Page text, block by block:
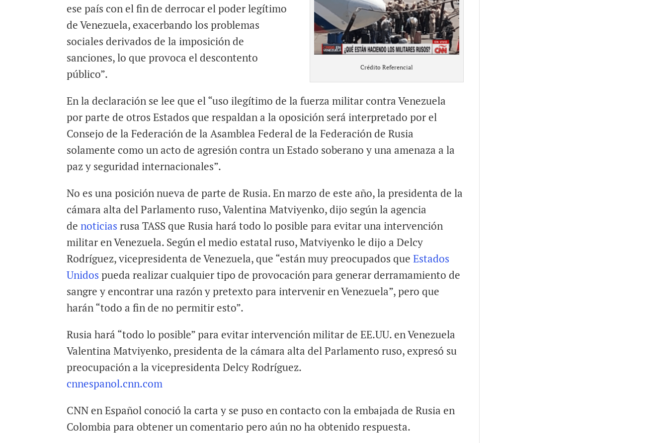
Crédito Referencial
ese país con el fin de derrocar el poder legítimo
de Venezuela, exacerbando los problemas
sociales derivados de la imposición de
sanciones, lo que provoca el descontento
público”.
En la declaración se lee que el “uso ilegítimo de la fuerza militar contra Venezuela
por parte de otros Estados que respaldan a la oposición será interpretado por el
Consejo de la Federación de la Asamblea Federal de la Federación de Rusia
solamente como un acto de agresión contra un Estado soberano y una amenaza a la
paz y seguridad internacionales”.
No es una posición nueva de parte de Rusia. En marzo de este año, la presidenta de la
cámara alta del Parlamento ruso, Valentina Matviyenko, dijo según la agencia
denoticias rusa TASS que Rusia hará todo lo posible para evitar una intervención
militar en Venezuela. Según el medio estatal ruso, Matviyenko le dijo a Delcy
Rodríguez, vicepresidenta de Venezuela, que “están muy preocupados queEstados
Unidos pueda realizar cualquier tipo de provocación para generar derramamiento de
sangre y encontrar una razón y pretexto para intervenir en Venezuela”, pero que
harán “todo a fin de no permitir esto”.
Rusia hará “todo lo posible” para evitar intervención militar de EE.UU. en Venezuela
Valentina Matviyenko, presidenta de la cámara alta del Parlamento ruso, expresó su
preocupación a la vicepresidenta Delcy Rodríguez.
cnnespanol.cnn.com
CNN en Español conoció la carta y se puso en contacto con la embajada de Rusia en
Colombia para obtener un comentario pero aún no ha obtenido respuesta.